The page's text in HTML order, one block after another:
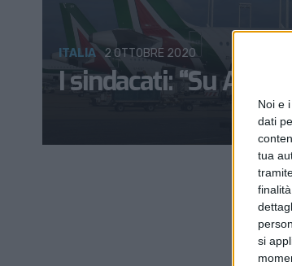
Noi e
dati
tua
si
I sindacati: “Su
ITALIA 2 OTTOBRE 2020